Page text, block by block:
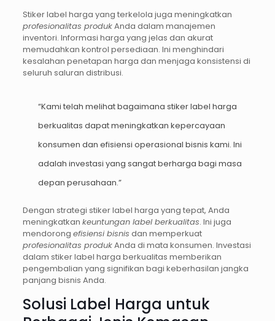
Stiker label harga yang terkelola juga meningkatkan
profesionalitas produkAnda dalam manajemen
inventori. Informasi harga yang jelas dan akurat
memudahkan kontrol persediaan. Ini menghindari
kesalahan penetapan harga dan menjaga konsistensi di
seluruh saluran distribusi.
“Kami telah melihat bagaimana stiker label harga
berkualitas dapat meningkatkan kepercayaan
konsumen dan efisiensi operasional bisnis kami. Ini
adalah investasi yang sangat berharga bagi masa
depan perusahaan.”
Dengan strategi stiker label harga yang tepat, Anda
meningkatkan keuntungan label berkualitas. Ini juga
mendorong efisiensi bisnis dan memperkuat
profesionalitas produkAnda di mata konsumen. Investasi
dalam stiker label harga berkualitas memberikan
pengembalian yang signifikan bagi keberhasilan jangka
panjang bisnis Anda.
Solusi Label Harga untuk